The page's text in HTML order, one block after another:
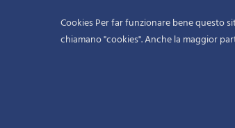
Cookies Per far funzionare bene questo
chiamano "cookies". Anche la maggior